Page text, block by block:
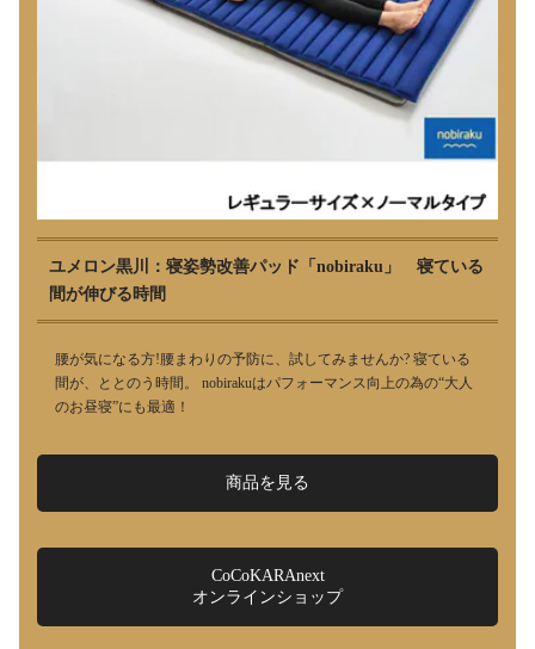
ユメロン黒川：寝姿勢改善パッド「nobiraku」 寝ている
間が伸びる時間
腰が気になる方!腰まわりの予防に、試してみませんか? 寝ている
間が、ととのう時間。 nobirakuはパフォーマンス向上の為の“大人
のお昼寝”にも最適！
商品を見る
CoCoKARAnext
オンラインショップ